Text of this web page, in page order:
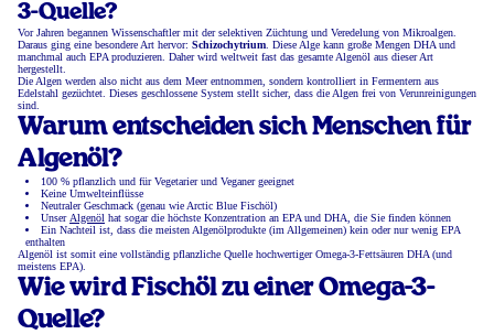
3-Quelle?
Vor Jahren begannen Wissenschaftler mit der selektiven Züchtung und Veredelung von Mikroalgen.
Daraus ging eine besondere Art hervor: Schizochytrium. Diese Alge kann große Mengen DHA und
manchmal auch EPA produzieren. Daher wird weltweit fast das gesamte Algenöl aus dieser Art
hergestellt.
Die Algen werden also nicht aus dem Meer entnommen, sondern kontrolliert in Fermentern aus
Edelstahl gezüchtet. Dieses geschlossene System stellt sicher, dass die Algen frei von Verunreinigungen
sind.
Warum entscheiden sich Menschen für
Algenöl?
100 % pflanzlich und für Vegetarier und Veganer geeignet
Keine Umwelteinflüsse
Neutraler Geschmack (genau wie Arctic Blue Fischöl)
UnserAlgenöl hat sogar die höchste Konzentration an EPA und DHA, die Sie finden können
Ein Nachteil ist, dass die meisten Algenölprodukte (im Allgemeinen) kein oder nur wenig EPA
enthalten
Algenöl ist somit eine vollständig pflanzliche Quelle hochwertiger Omega-3-Fettsäuren DHA (und
meistens EPA).
Wie wird Fischöl zu einer Omega-3-
Quelle?